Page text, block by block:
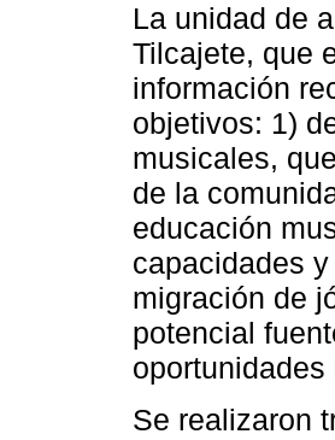
La unidad de
Tilcajete, que
información
objetivos: 1)
musicales,
de la
educación
capacidades
migración de
potencial
Se realizaron